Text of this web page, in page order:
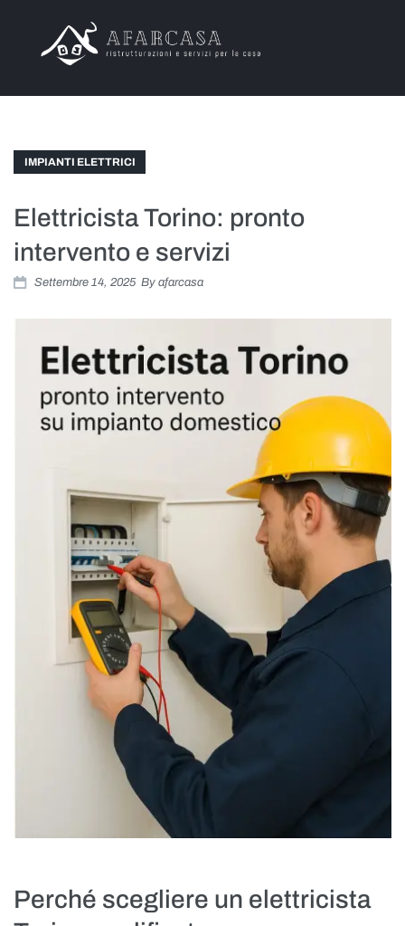
Articoli
IMPIANTI ELETTRICI
Elettricista Torino: pronto
intervento e servizi
Settembre 14, 2025 By afarcasa
Perché scegliere un elettricista